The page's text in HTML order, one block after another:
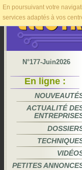
En poursuivant votre
services adaptés à vos
N°177-Juin2026
En ligne :
ACTUALITÉ
PETITES